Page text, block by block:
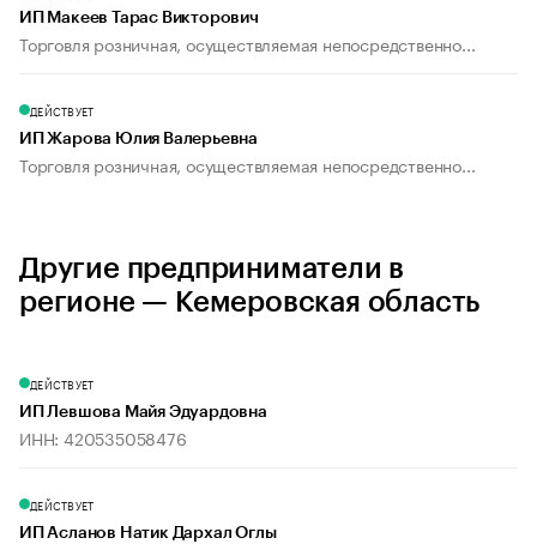
ИП Макеев Тарас Викторович
Торговля розничная, осуществляемая непосредственно...
ДЕЙСТВУЕТ
ИП Жарова Юлия Валерьевна
Торговля розничная, осуществляемая непосредственно...
Другие предприниматели в
регионе — Кемеровская область
ДЕЙСТВУЕТ
ИП Левшова Майя Эдуардовна
ИНН: 420535058476
ДЕЙСТВУЕТ
ИП Асланов Натик Дархал Оглы